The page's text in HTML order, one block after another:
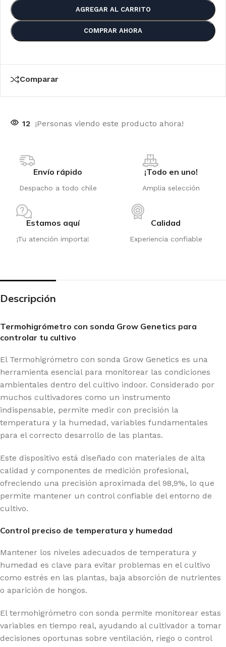
AGREGAR AL CARRITO
COMPRAR AHORA
Comparar
12 ¡Personas viendo este producto ahora!
Envío rápido
Despacho a todo chile
¡Todo en uno!
Amplia selección
Estamos aquí
¡Tu atención importa!
Calidad
Experiencia confiable
Descripción
Termohigrómetro con sonda Grow Genetics para
controlar tu cultivo
El Termohigrómetro con sonda Grow Genetics es una
herramienta esencial para monitorear las condiciones
ambientales dentro del cultivo indoor. Considerado por
muchos cultivadores como un instrumento
indispensable, permite medir con precisión la
temperatura y la humedad, variables fundamentales
para el correcto desarrollo de las plantas.
Este dispositivo está diseñado con materiales de alta
calidad y componentes de medición profesional,
ofreciendo una precisión aproximada del 98,9%, lo que
permite mantener un control confiable del entorno de
cultivo.
Control preciso de temperatura y humedad
Mantener los niveles adecuados de temperatura y
humedad es clave para evitar problemas en el cultivo
como estrés en las plantas, baja absorción de nutrientes
o aparición de hongos.
El termohigrómetro con sonda permite monitorear estas
variables en tiempo real, ayudando al cultivador a tomar
decisiones oportunas sobre ventilación, riego o control